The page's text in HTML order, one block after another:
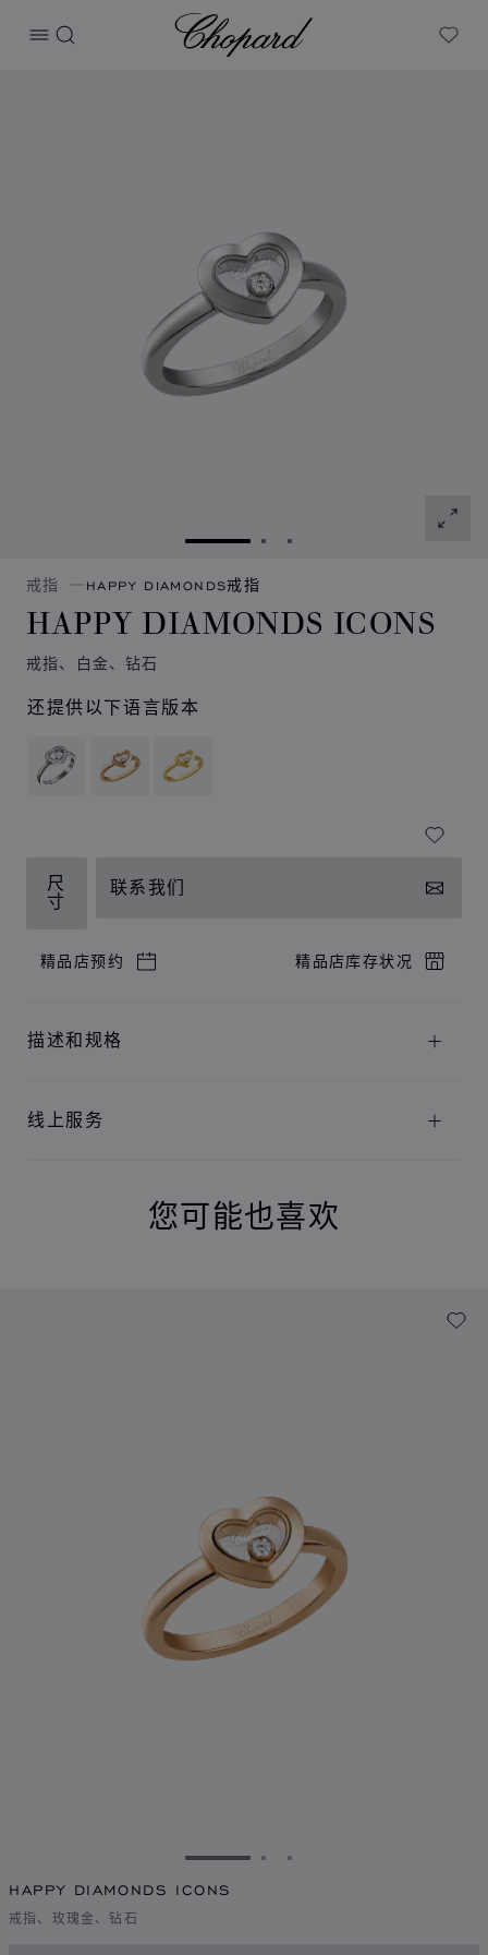
打开菜单
搜索
Chopard
My
转到幻灯片 1转到幻灯片 2
转到幻灯片 3
戒指 HAPPY DIAMONDS戒指
HAPPY DIAMONDS ICONS
戒指、白金、钻石
还提供以下语言版本
尺
寸
联系我们
精品店预约 精品店库存状况
描述和规格
线上服务
您可能也喜欢
转到幻灯片 1转到幻灯片 2
转到幻灯片 3
HAPPY DIAMONDS ICONS
戒指、玫瑰金、钻石